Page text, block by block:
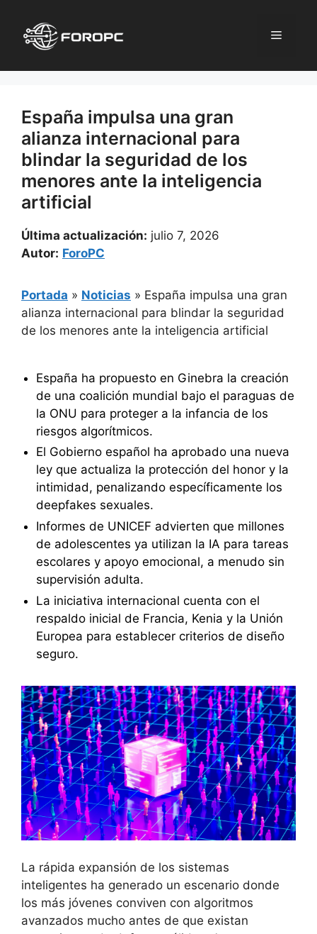
contenido
Menú
España impulsa una gran
alianza internacional para
blindar la seguridad de los
menores ante la inteligencia
artificial
Última actualización: julio 7, 2026
Autor: ForoPC
Portada » Noticias » España impulsa una gran
alianza internacional para blindar la seguridad
de los menores ante la inteligencia artificial
España ha propuesto en Ginebra la creación
de una coalición mundial bajo el paraguas de
la ONU para proteger a la infancia de los
riesgos algorítmicos.
El Gobierno español ha aprobado una nueva
ley que actualiza la protección del honor y la
intimidad, penalizando específicamente los
deepfakes sexuales.
Informes de UNICEF advierten que millones
de adolescentes ya utilizan la IA para tareas
escolares y apoyo emocional, a menudo sin
supervisión adulta.
La iniciativa internacional cuenta con el
respaldo inicial de Francia, Kenia y la Unión
Europea para establecer criterios de diseño
seguro.
La rápida expansión de los sistemas
inteligentes ha generado un escenario donde
los más jóvenes conviven con algoritmos
avanzados mucho antes de que existan